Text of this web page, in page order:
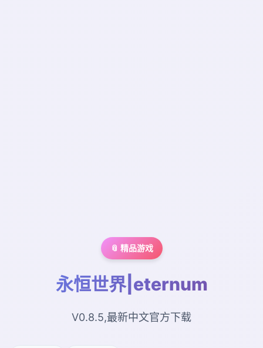
📎 精品游戏
永恒世界|eternum
V0.8.5,最新中文官方下载